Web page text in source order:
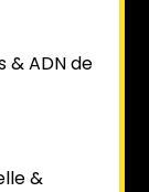
& ADN de
&